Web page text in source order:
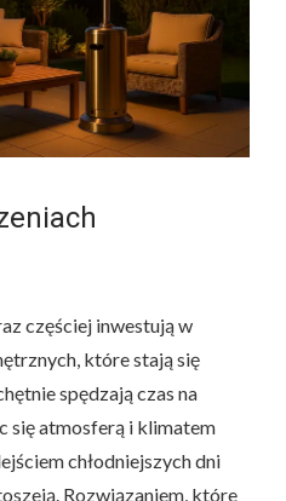
częściej inwestują w
które stają się
spędzają czas na
się atmosferą i klimatem
chłodniejszych dni
Rozwiązaniem, które